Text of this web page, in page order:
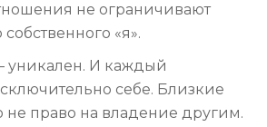
не ограничивают
«я».
уникален. И каждый
себе. Близкие
не право на владение другим.